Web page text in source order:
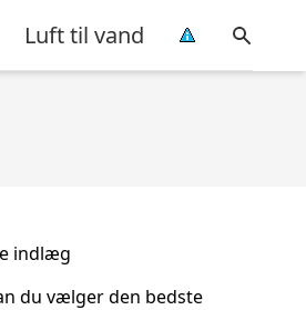
Luft til vand
indlæg
du vælger den bedste